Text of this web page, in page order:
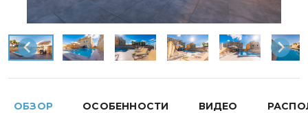
ОБЗОР ОСОБЕННОСТИ ВИДЕО